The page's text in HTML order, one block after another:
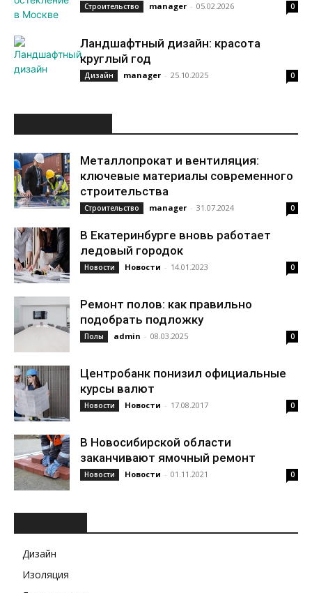
Строительство manager - 05.02.2026 0
Ландшафтный дизайн: красота
круглый год
Дизайн manager - 25.10.2025 0
Металлопрокат и вентиляция:
ключевые материалы современного
строительства
Строительство manager - 31.07.2024 0
В Екатеринбурге вновь работает
ледовый городок
Новости Новости - 14.01.2023 0
Ремонт полов: как правильно
подобрать подложку
Полы admin - 08.03.2025 0
Центробанк понизил официальные
курсы валют
Новости Новости - 17.08.2017 0
В Новосибирской области
заканчивают ямочный ремонт
Новости Новости - 01.11.2021 0
Дизайн
Изоляция